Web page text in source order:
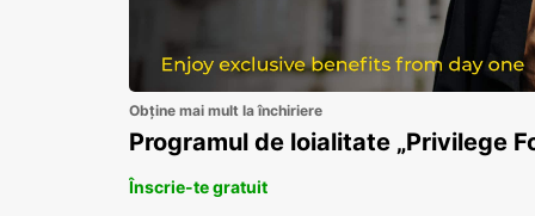
Obține mai mult la închiriere
Programul de loialitate „Privilege
Înscrie-te gratuit